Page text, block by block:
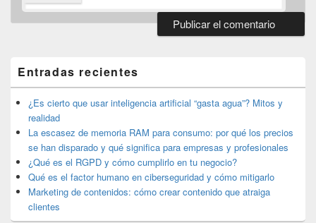
widget
barra
lateral
primaria
Entradas recientes
¿Es cierto que usar inteligencia artificial “gasta agua”? Mitos y
realidad
La escasez de memoria RAM para consumo: por qué los precios
se han disparado y qué significa para empresas y profesionales
¿Qué es el RGPD y cómo cumplirlo en tu negocio?
Qué es el factor humano en ciberseguridad y cómo mitigarlo
Marketing de contenidos: cómo crear contenido que atraiga
clientes